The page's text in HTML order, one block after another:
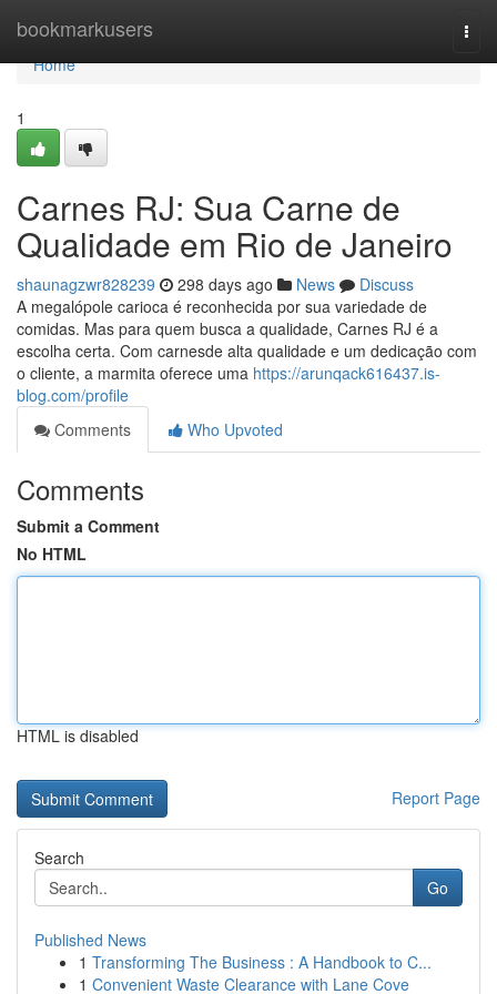
bookmarkusers
Home
Home
1
Carnes RJ: Sua Carne de
Qualidade em Rio de Janeiro
shaunagzwr828239 298 days ago News
Discuss
A megalópole carioca é reconhecida por sua variedade de
comidas. Mas para quem busca a qualidade, Carnes RJ é a
escolha certa. Com carnesde alta qualidade e um dedicação com
o cliente, a marmita oferece uma https://arunqack616437.is-
blog.com/profile
Comments
Who Upvoted
Comments
Submit a Comment
No HTML
HTML is disabled
Report Page
Search
Go
Published News
1 Transforming The Business : A Handbook to C...
1 Convenient Waste Clearance with Lane Cove